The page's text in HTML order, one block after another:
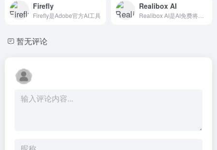
Firefly
Firefly是Adobe官方AI工具
Realibox AI
暂无评论